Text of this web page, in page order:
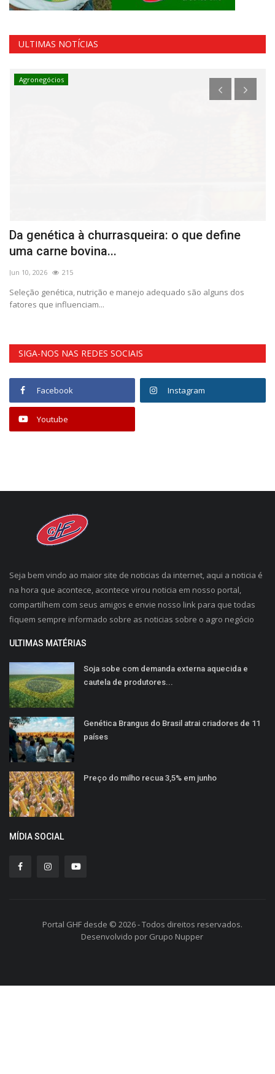
ULTIMAS NOTÍCIAS
Agronegócios
Da genética à churrasqueira: o que define
uma carne bovina...
Jun 10, 2026 215
Seleção genética, nutrição e manejo adequado são alguns dos
fatores que influenciam...
SIGA-NOS NAS REDES SOCIAIS
Facebook Instagram
Youtube
Seja bem vindo ao maior site de noticias da internet, aqui a noticia é
na hora que acontece, acontece virou noticia em nosso portal,
compartilhem com seus amigos e envie nosso link para que todas
fiquem sempre informado sobre as noticias sobre o agro negócio
ULTIMAS MATÉRIAS
Soja sobe com demanda externa aquecida e
cautela de produtores...
Genética Brangus do Brasil atrai criadores de 11
países
Preço do milho recua 3,5% em junho
MÍDIA SOCIAL
Portal GHF desde © 2026 - Todos direitos reservados.
Desenvolvido por Grupo Nupper